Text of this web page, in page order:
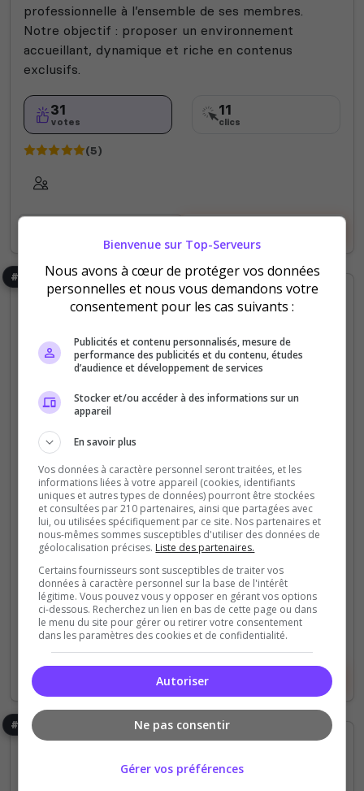
professionnelle à l’ensemble de ses membres.
Notre objectif : proposer un environnement
accueillant, dynamique et riche en contenus
exclusifs.
31
votes
11
clics
(5)
#5
Bot Bot Musique Communauté Créatif
Films
Fun
Jeux
Zenode
🚀 Zenode — Hébergeur communautaire nouvelle
génération.Nous proposons des services
performants, accessibles et pensés pour les
communautés ambitieuses.Fiabilité, innovation et...
votes
20
clics
(5)
#6
Bienvenue sur Top-Serveurs
Nous avons à cœur de protéger vos données
personnelles et nous vous demandons votre
consentement pour les cas suivants :
Publicités et contenu personnalisés, mesure de
performance des publicités et du contenu, études
d’audience et développement de services
Stocker et/ou accéder à des informations sur un
appareil
En savoir plus
Vos données à caractère personnel seront traitées, et les
informations liées à votre appareil (cookies, identifiants
uniques et autres types de données) pourront être stockées
et consultées par 210 partenaires, ainsi que partagées avec
lui, ou utilisées spécifiquement par ce site. Nos partenaires et
nous-mêmes sommes susceptibles d'utiliser des données de
géolocalisation précises. Liste des partenaires.
Certains fournisseurs sont susceptibles de traiter vos
données à caractère personnel sur la base de l'intérêt
légitime. Vous pouvez vous y opposer en gérant vos options
ci-dessous. Recherchez un lien en bas de cette page ou dans
le menu du site pour gérer ou retirer votre consentement
dans les paramètres des cookies et de confidentialité.
Autoriser
Ne pas consentir
Gérer vos préférences